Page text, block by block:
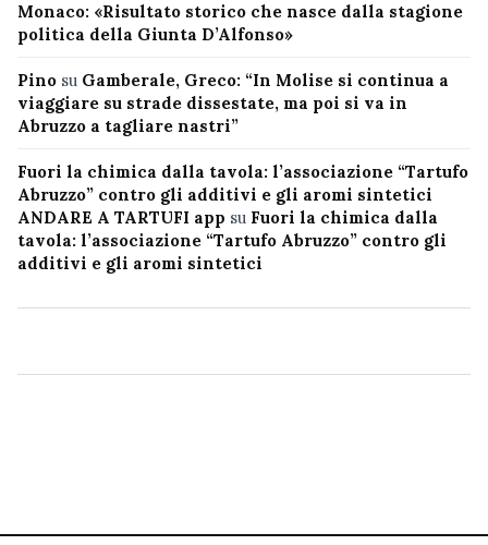
Monaco: «Risultato storico che nasce dalla stagione
politica della Giunta D’Alfonso»
Pino su Gamberale, Greco: “In Molise si continua a
viaggiare su strade dissestate, ma poi si va in
Abruzzo a tagliare nastri”
Fuori la chimica dalla tavola: l’associazione “Tartufo
Abruzzo” contro gli additivi e gli aromi sintetici
ANDARE A TARTUFI app su Fuori la chimica dalla
tavola: l’associazione “Tartufo Abruzzo” contro gli
additivi e gli aromi sintetici